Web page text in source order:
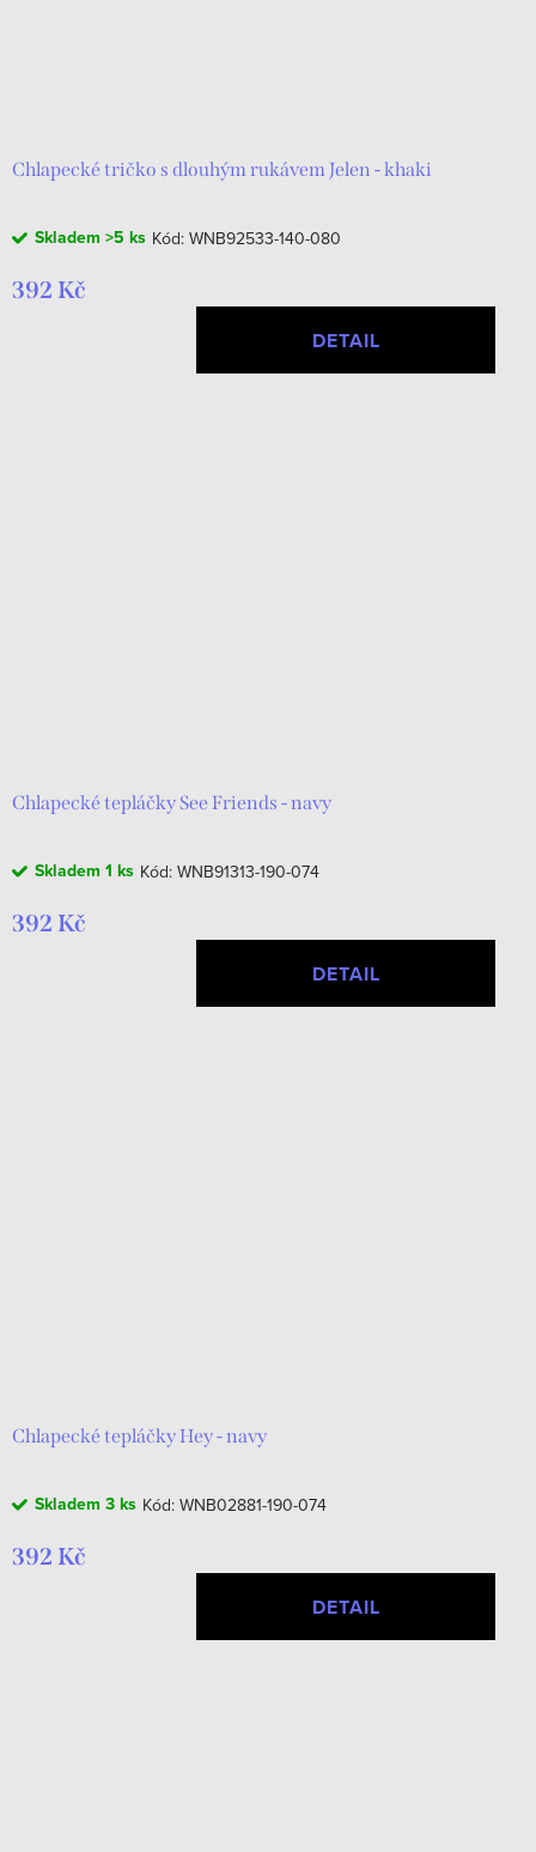
Chlapecké tričko s dlouhým rukávem Jelen - khaki
Skladem >5 ks Kód: WNB92533-140-080
392 Kč
DETAIL
Chlapecké tepláčky See Friends - navy
Skladem 1 ks Kód: WNB91313-190-074
392 Kč
DETAIL
Chlapecké tepláčky Hey - navy
Skladem 3 ks Kód: WNB02881-190-074
392 Kč
DETAIL